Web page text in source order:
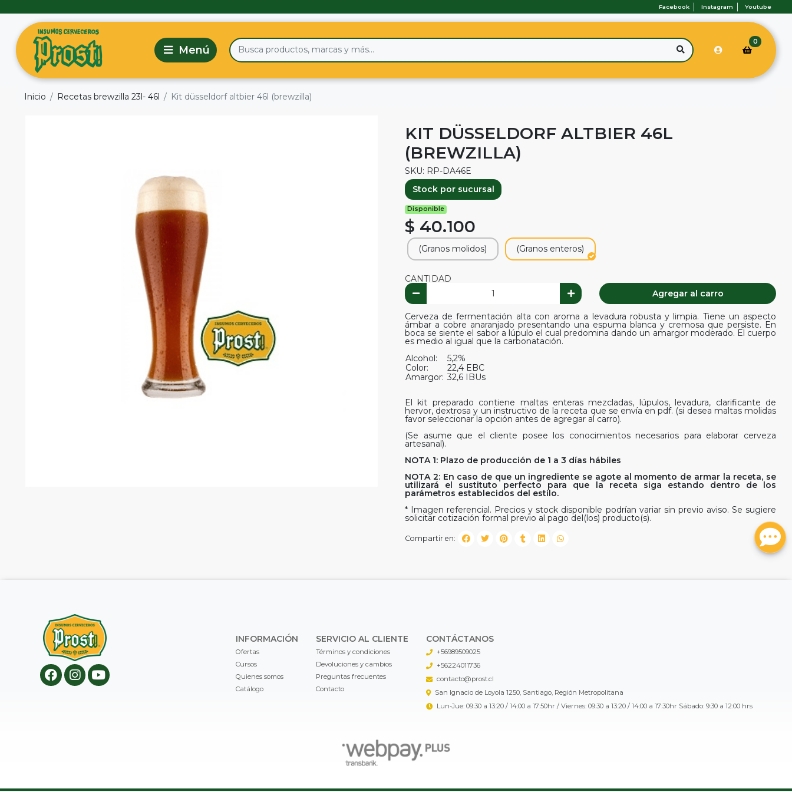
Facebook Instagram Youtube
0
Inicio Recetas brewzilla 23l- 46l Kit düsseldorf altbier 46l (brewzilla)
KIT DÜSSELDORF ALTBIER 46L
(BREWZILLA)
SKU: RP-DA46E
Stock por sucursal
Disponible
$ 40.100
(Granos molidos) (Granos enteros)
CANTIDAD
Agregar al carro
Cerveza de fermentación alta con aroma a levadura robusta y limpia. Tiene un aspecto
ámbar a cobre anaranjado presentando una espuma blanca y cremosa que persiste. En
boca se siente el sabor a lúpulo el cual predomina dando un amargor moderado. El cuerpo
es medio al igual que la carbonatación.
Alcohol:
5,2%
Color:
22,4 EBC
Amargor: 32,6 IBUs
El kit preparado contiene maltas enteras mezcladas, lúpulos, levadura, clarificante de
hervor, dextrosa y un instructivo de la receta que se envía en pdf. (si desea maltas molidas
favor seleccionar la opción antes de agregar al carro).
(Se asume que el cliente posee los conocimientos necesarios para elaborar cerveza
artesanal).
NOTA 1: Plazo de producción de 1 a 3 días hábiles
NOTA 2: En caso de que un ingrediente se agote al momento de armar la receta, se
utilizará el sustituto perfecto para que la receta siga estando dentro de los
parámetros establecidos del estilo.
* Imagen referencial. Precios y stock disponible podrían variar sin previo aviso. Se sugiere
solicitar cotización formal previo al pago del(los) producto(s).
Compartir en:
INFORMACIÓN
Ofertas
Cursos
Quienes somos
Catálogo
SERVICIO AL CLIENTE
Términos y condiciones
Devoluciones y cambios
Preguntas frecuentes
Contacto
CONTÁCTANOS
+56989509025
+56224011736
contacto@prost.cl
San Ignacio de Loyola 1250, Santiago, Región Metropolitana
Lun-Jue: 09:30 a 13:20 / 14:00 a 17:50hr / Viernes: 09:30 a 13:20 / 14:00 a 17:30hr Sábado: 9:30 a 12:00 hrs